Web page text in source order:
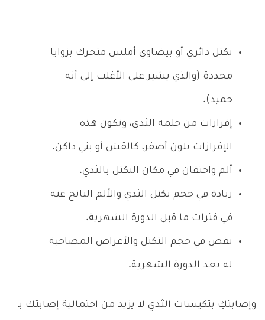
تكتل دائري أو بيضاوي أملس متحرك بزوايا
محددة (والذي يشير على الأغلب إلى أنه
حميد).
إفرازات من حلمة الثدي، وتكون هذه
الإفرازات بلون أصفر، كالقش أو بني داكن.
ألم واحتقان في مكان التكتل بالثدي.
زيادة في حجم تكتل الثدي والألم الناتج عنه
في فترات ما قبل الدورة الشهرية.
نقص في حجم التكتل والأعراض المصاحبة
له بعد الدورة الشهرية.
وإصابتكِ بتكيسات الثدي لا يزيد من احتمالية إصابتك بـ